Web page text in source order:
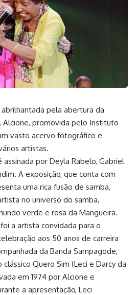
pela abertura da
Alcione, promovida pelo Instituto
vasto acervo fotográfico e
artistas.
por Deyla Rabelo, Gabriel
A exposição, que conta com
uma rica fusão de samba,
no universo do samba,
verde e rosa da Mangueira.
a artista convidada para o
aos 50 anos de carreira
da Banda Sampagode,
Quero Sim (Leci e Darcy da
em 1974 por Alcione e
a apresentação, Leci